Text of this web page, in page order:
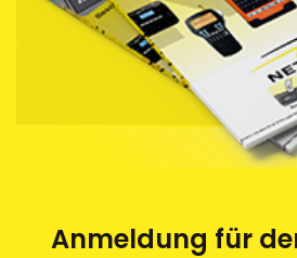
Anmeldung für